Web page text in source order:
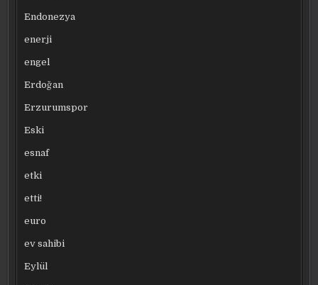
Endonezya
enerji
engel
Erdoğan
Erzurumspor
Eski
esnaf
etki
etti!
euro
ev sahibi
Eylül